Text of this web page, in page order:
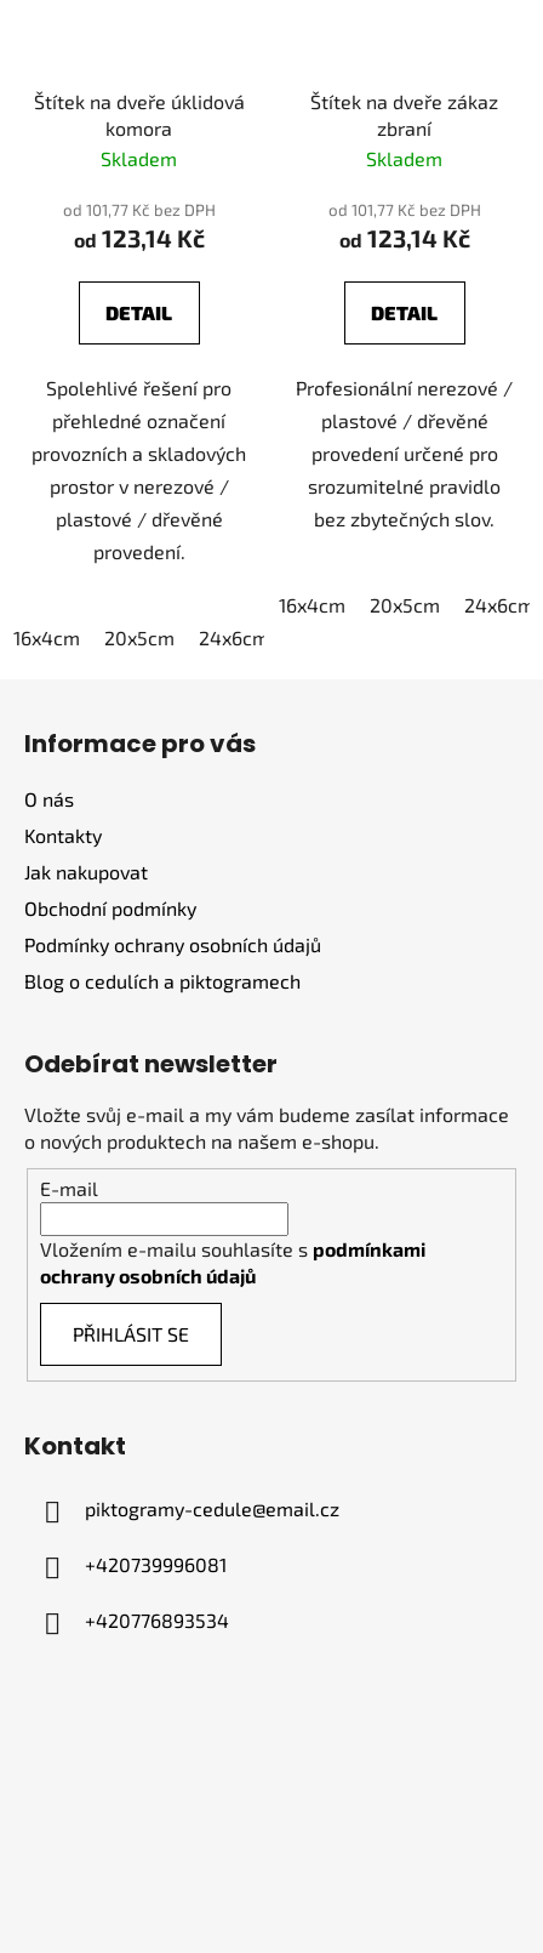
Štítek na dveře úklidová
komora
Skladem
od 101,77 Kč bez DPH
od 123,14 Kč
DETAIL
Spolehlivé řešení pro
přehledné označení
provozních a skladových
prostor v nerezové /
plastové / dřevěné
provedení.
16x4cm 20x5cm 24x6cm
Štítek na dveře zákaz
zbraní
Skladem
od 101,77 Kč bez DPH
od 123,14 Kč
DETAIL
Profesionální nerezové /
plastové / dřevěné
provedení určené pro
srozumitelné pravidlo
bez zbytečných slov.
16x4cm 20x5cm 24x6cm
Informace pro vás
O nás
Kontakty
Jak nakupovat
Obchodní podmínky
Podmínky ochrany osobních údajů
Blog o cedulích a piktogramech
Odebírat newsletter
Vložte svůj e-mail a my vám budeme zasílat informace
o nových produktech na našem e-shopu.
E-mail
Vložením e-mailu souhlasíte s podmínkami
ochrany osobních údajů
PŘIHLÁSIT SE
Kontakt
piktogramy-cedule@email.cz
+420739996081
+420776893534